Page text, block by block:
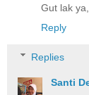
Gut lak
Reply
Replies
Santi